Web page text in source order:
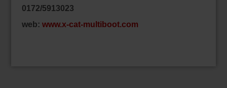
0172/5913023
web: www.x-cat-multiboot.com